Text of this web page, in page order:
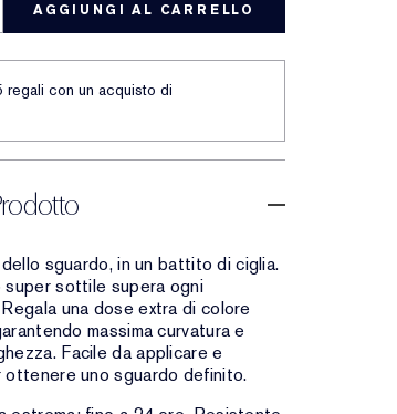
AGGIUNGI AL CARRELLO
regali con un acquisto di
sguardo, in un battito di ciglia.
super sottile supera ogni
una dose extra di colore
massima curvatura e
Facile da applicare e
uno sguardo definito.